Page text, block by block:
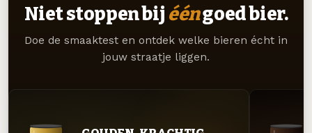
Niet stoppen bij ééngoed bier.
Doe de smaaktest en ontdek welke bieren écht in
jouw straatje liggen.